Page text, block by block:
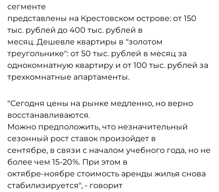
сегменте
представлены на Крестовском острове: от 150
тыс. рублей до 400 тыс. рублей в
месяц. Дешевле квартиры в "золотом
треугольнике": от 50 тыс. рублей в месяц за
однокомнатную квартиру и от 100 тыс. рублей за
трехкомнатные апартаменты.
"Сегодня цены на рынке медленно, но верно
восстанавливаются.
Можно предположить, что незначительный
сезонный рост ставок произойдет в
сентябре, в связи с началом учебного года, но не
более чем 15-20%. При этом в
октябре-ноябре стоимость аренды жилья снова
стабилизируется", - говорит